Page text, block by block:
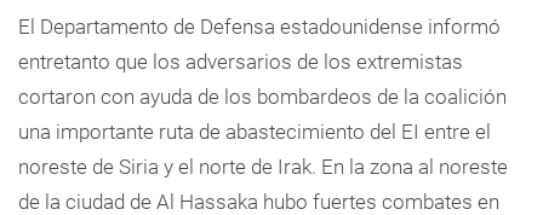
El Departamento de Defensa estadounidense informó
entretanto que los adversarios de los extremistas
cortaron con ayuda de los bombardeos de la coalición
una importante ruta de abastecimiento del EI entre el
noreste de Siria y el norte de Irak. En la zona al noreste
de la ciudad de Al Hassaka hubo fuertes combates en